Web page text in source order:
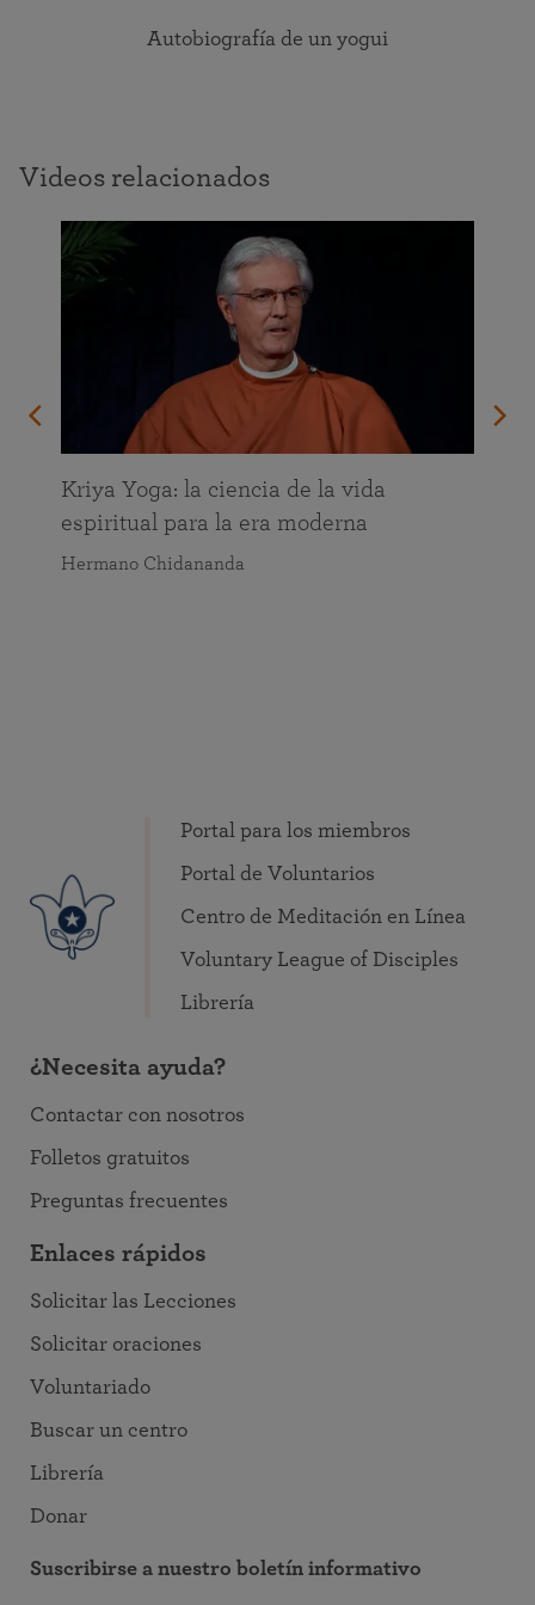
Autobiografía de un yogui
Videos relacionados
Kriya Yoga: la ciencia de la vida
espiritual para la era moderna
Hermano Chidananda
Portal para los miembros
Portal de Voluntarios
Centro de Meditación en Línea
Voluntary League of Disciples
Librería
¿Necesita ayuda?
Contactar con nosotros
Folletos gratuitos
Preguntas frecuentes
Enlaces rápidos
Solicitar las Lecciones
Solicitar oraciones
Voluntariado
Buscar un centro
Librería
Donar
Suscribirse a nuestro boletín informativo